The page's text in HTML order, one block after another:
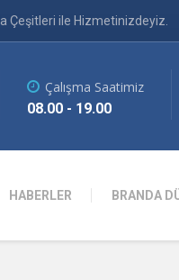
Çeşitleri ile Hizmetinizdeyiz.
HABERLER BRANDA
Çalışma Saatimiz
08.00 - 19.00